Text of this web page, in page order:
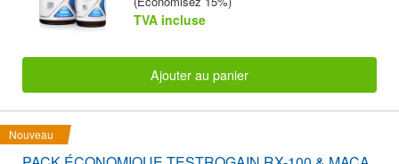
TVA incluse
Ajouter au panier
Nouveau